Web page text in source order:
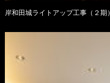
岸和田城ライトアップ工事（２期）